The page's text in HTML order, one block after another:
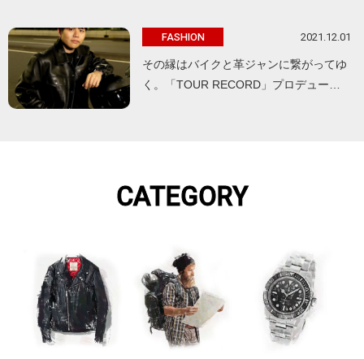
FASHION 2021.12.01
その縁はバイクと革ジャンに繋がってゆ
く。「TOUR RECORD」プロデュー…
CATEGORY